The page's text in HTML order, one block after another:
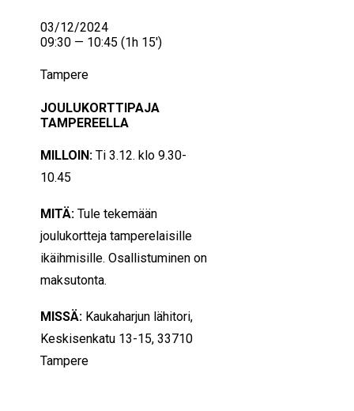
JOULUKORTTIPAJA
TAMPEREELLA
MILLOIN: Ti 3.12. klo 9.30-
10.45
MITÄ: Tule tekemään
joulukortteja tamperelaisille
ikäihmisille. Osallistuminen on
maksutonta.
MISSÄ: Kaukaharjun lähitori,
Keskisenkatu 13-15, 33710
Tampere
03/12/2024
09:30 — 10:45 (1h 15′)
Tampere